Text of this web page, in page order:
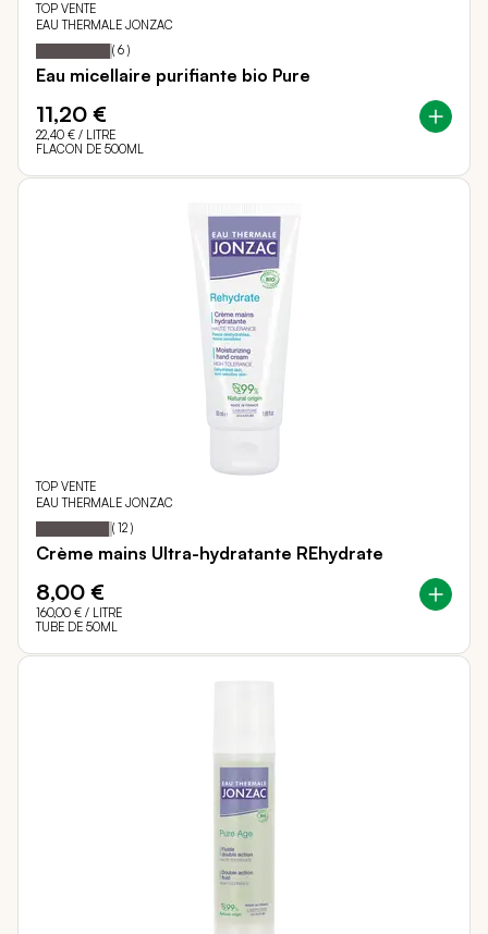
TOP VENTE
EAU THERMALE JONZAC
Notation: 97
% of
( 6 )
Eau micellaire purifiante bio Pure
11,20 €
22,40 € / LITRE
FLACON DE 500ML
TOP VENTE
EAU THERMALE JONZAC
Notation: 95
% of
( 12 )
Crème mains Ultra-hydratante REhydrate
8,00 €
160,00 € / LITRE
TUBE DE 50ML